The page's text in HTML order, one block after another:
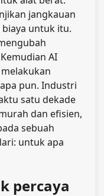
jangkauan
untuk itu.
AI
pun. Industri
satu dekade
dan efisien,
sebuah
untuk apa
percaya